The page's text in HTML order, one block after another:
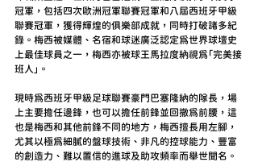
冠軍，包括四次歐洲冠軍聯賽冠軍和八屆西班牙甲級
聯賽冠軍，獲得輝煌的俱樂部成就，同時打破諸多紀
錄。梅西被媒體、名宿和球迷廣泛認定為世界球壇史
上最佳球員之一，梅西亦被球王馬拉度納視為「完美接
班人」。
現時為西班牙甲級足球聯賽豪門巴塞隆納的隊長，場
上主要擔任邊鋒，也可以擔任前鋒並回撤為前腰，這
也是梅西和其他前鋒不同的地方，梅西擅長用左腳，
尤其以極為細膩的盤球技術、非凡的控球能力、豐富
的創造力、難以置信的進球及助攻頻率而舉世聞名。